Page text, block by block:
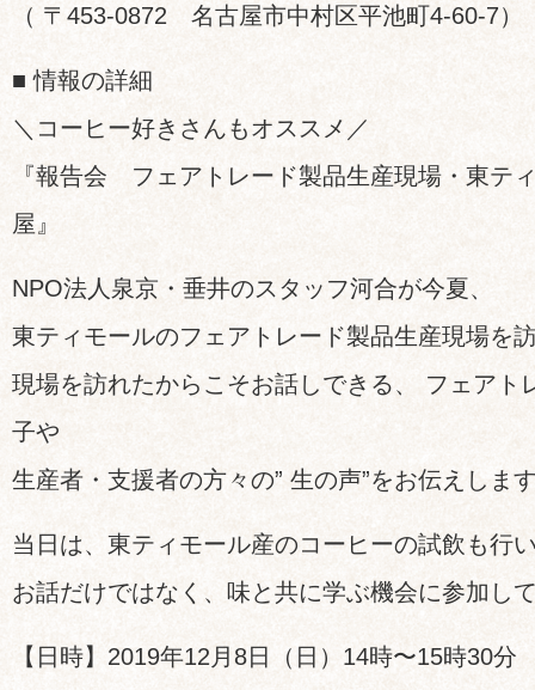
（ 〒453-0872 名古屋市中村区平池町4-60-7）
■ 情報の詳細
＼コーヒー好きさんもオススメ／
『報告会 フェアトレード製品生産現場・東テ
屋』
NPO法人泉京・垂井のスタッフ河合が今夏、
東ティモールのフェアトレード製品生産現場を
現場を訪れたからこそお話しできる、 フェアト
子や
生産者・支援者の方々の” 生の声”をお伝えしま
当日は、東ティモール産のコーヒーの試飲も行
お話だけではなく、味と共に学ぶ機会に参加し
【日時】2019年12月8日（日）14時〜15時30分